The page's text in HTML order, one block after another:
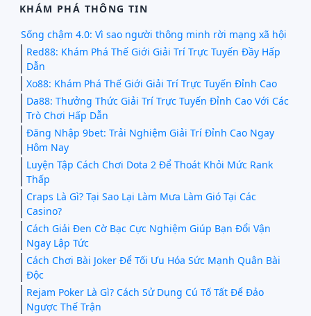
KHÁM PHÁ THÔNG TIN
Sống chậm 4.0: Vì sao người thông minh rời mạng xã hội
Red88: Khám Phá Thế Giới Giải Trí Trực Tuyến Đầy Hấp
Dẫn
Xo88: Khám Phá Thế Giới Giải Trí Trực Tuyến Đỉnh Cao
Da88: Thưởng Thức Giải Trí Trực Tuyến Đỉnh Cao Với Các
Trò Chơi Hấp Dẫn
Đăng Nhập 9bet: Trải Nghiệm Giải Trí Đỉnh Cao Ngay
Hôm Nay
Luyện Tập Cách Chơi Dota 2 Để Thoát Khỏi Mức Rank
Thấp
Craps Là Gì? Tại Sao Lại Làm Mưa Làm Gió Tại Các
Casino?
Cách Giải Đen Cờ Bạc Cực Nghiệm Giúp Bạn Đổi Vận
Ngay Lập Tức
Cách Chơi Bài Joker Để Tối Ưu Hóa Sức Mạnh Quân Bài
Độc
Rejam Poker Là Gì? Cách Sử Dụng Cú Tố Tất Để Đảo
Ngược Thế Trận